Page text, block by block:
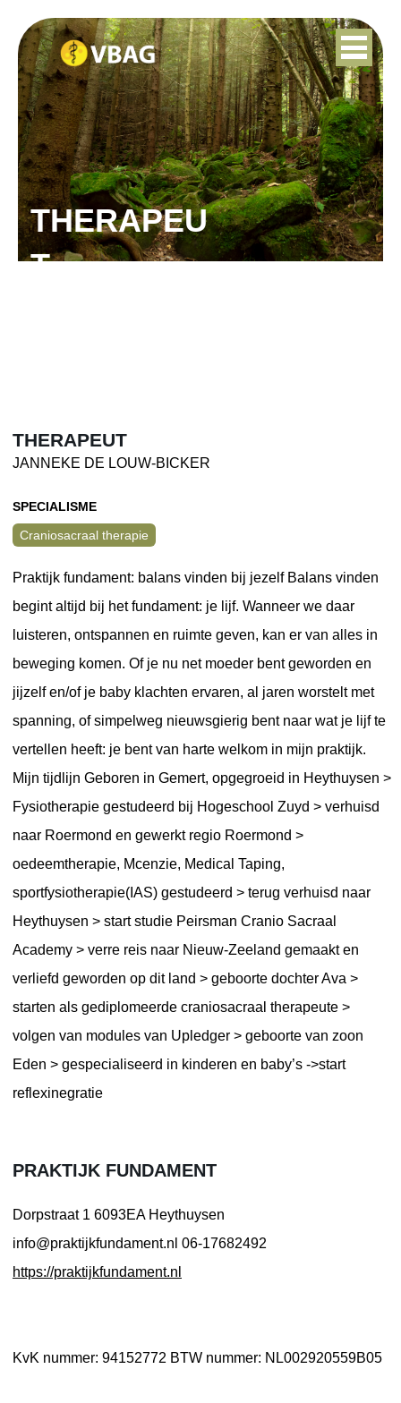
THERAPEU
T
THERAPEUT
JANNEKE DE LOUW-BICKER
SPECIALISME
Craniosacraal therapie
Praktijk fundament: balans vinden bij jezelf Balans vinden
begint altijd bij het fundament: je lijf. Wanneer we daar
luisteren, ontspannen en ruimte geven, kan er van alles in
beweging komen. Of je nu net moeder bent geworden en
jijzelf en/of je baby klachten ervaren, al jaren worstelt met
spanning, of simpelweg nieuwsgierig bent naar wat je lijf te
vertellen heeft: je bent van harte welkom in mijn praktijk.
Mijn tijdlijn Geboren in Gemert, opgegroeid in Heythuysen >
Fysiotherapie gestudeerd bij Hogeschool Zuyd > verhuisd
naar Roermond en gewerkt regio Roermond >
oedeemtherapie, Mcenzie, Medical Taping,
sportfysiotherapie(IAS) gestudeerd > terug verhuisd naar
Heythuysen > start studie Peirsman Cranio Sacraal
Academy > verre reis naar Nieuw-Zeeland gemaakt en
verliefd geworden op dit land > geboorte dochter Ava >
starten als gediplomeerde craniosacraal therapeute >
volgen van modules van Upledger > geboorte van zoon
Eden > gespecialiseerd in kinderen en baby’s ->start
reflexinegratie
PRAKTIJK FUNDAMENT
Dorpstraat 1 6093EA Heythuysen
info@praktijkfundament.nl 06-17682492
https://praktijkfundament.nl
KvK nummer: 94152772 BTW nummer: NL002920559B05